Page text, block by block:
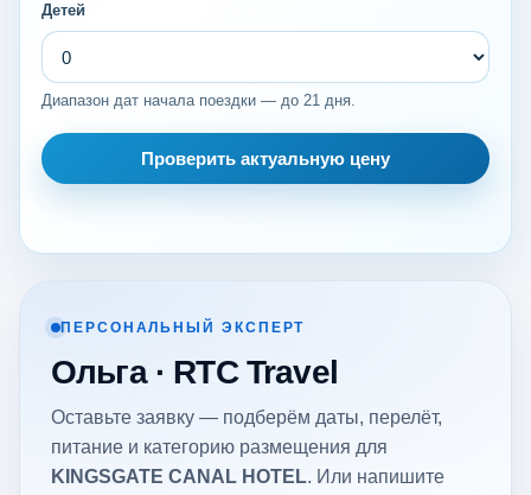
Детей
Диапазон дат начала поездки — до 21 дня.
Проверить актуальную цену
ПЕРСОНАЛЬНЫЙ ЭКСПЕРТ
Ольга · RTC Travel
Оставьте заявку — подберём даты, перелёт,
питание и категорию размещения для
KINGSGATE CANAL HOTEL. Или напишите